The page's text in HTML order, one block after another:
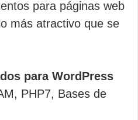
para páginas web
más atractivo que se
para WordPress
PHP7, Bases de